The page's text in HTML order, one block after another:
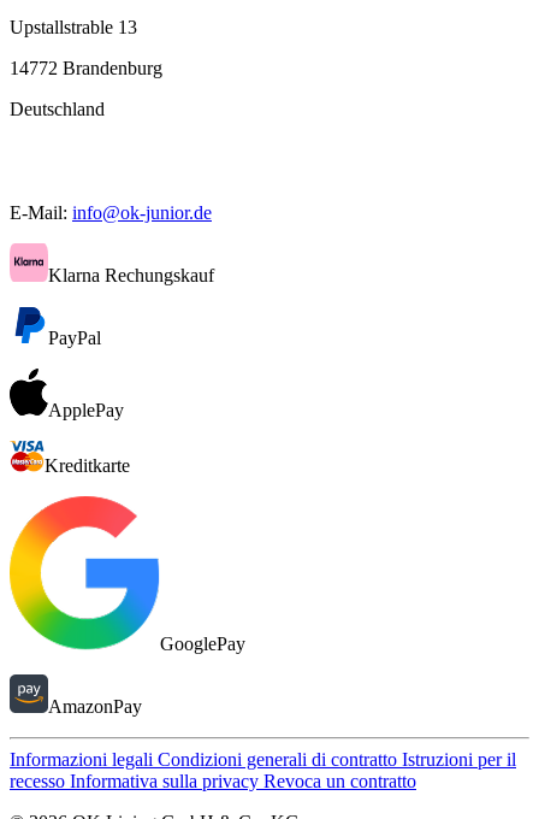
Upstallstrable 13
14772 Brandenburg
Deutschland
E-Mail: info@ok-junior.de
Klarna Rechungskauf
PayPal
ApplePay
Kreditkarte
GooglePay
AmazonPay
Informazioni legali Condizioni generali di contratto Istruzioni per il
recesso Informativa sulla privacy Revoca un contratto